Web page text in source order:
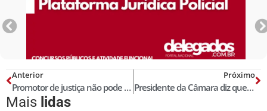
Anterior
Promotor de justiça não pode notificar delegado para ser ouvido. Veja Jurisprudência Classificada
Próximo
Presidente da Câmara diz que colocará PEC 37 em votação dia 26 de junho mesmo sem acordo
Mais lidas